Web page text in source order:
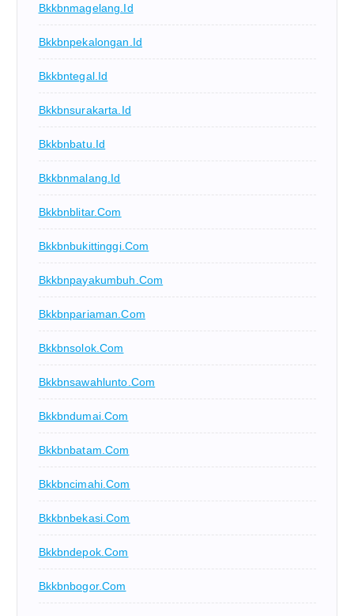
Bkkbnmagelang.id
Bkkbnpekalongan.id
Bkkbntegal.id
Bkkbnsurakarta.id
Bkkbnbatu.id
Bkkbnmalang.id
Bkkbnblitar.com
Bkkbnbukittinggi.com
Bkkbnpayakumbuh.com
Bkkbnpariaman.com
Bkkbnsolok.com
Bkkbnsawahlunto.com
Bkkbndumai.com
Bkkbnbatam.com
Bkkbncimahi.com
Bkkbnbekasi.com
Bkkbndepok.com
Bkkbnbogor.com